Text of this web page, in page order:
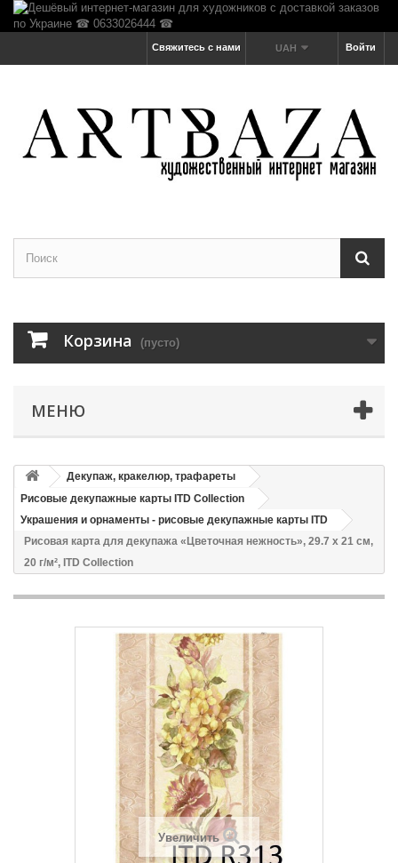
Войти
UAH
Свяжитесь с нами
Корзина (пусто)
МЕНЮ
Декупаж, кракелюр, трафареты
Рисовые декупажные карты ITD Collection
Украшения и орнаменты - рисовые декупажные карты ITD
Рисовая карта для декупажа «Цветочная нежность», 29.7 x 21 см,
20 г/м², ITD Collection
Увеличить